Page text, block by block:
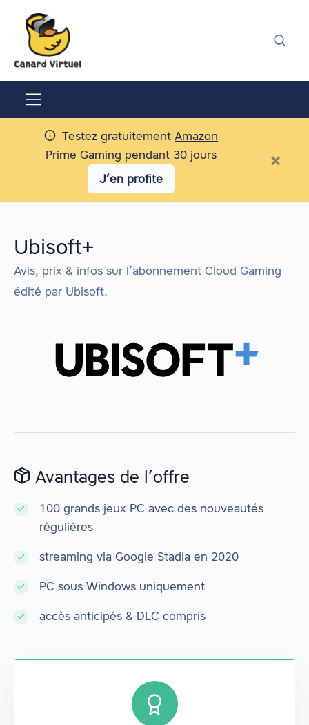
Testez gratuitementAmazon
Prime Gaming pendant 30 jours
J’en profite
×
Ubisoft+
Avis, prix & infos sur l’abonnement Cloud Gaming
édité par Ubisoft.
Avantages de l’offre
100 grands jeux PC avec des nouveautés
régulières
streaming via Google Stadia en 2020
PC sous Windows uniquement
accès anticipés & DLC compris